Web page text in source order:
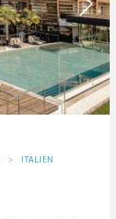
> ITALIEN